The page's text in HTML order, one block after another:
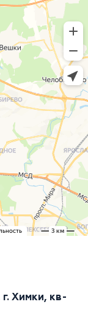
Химки, кв-